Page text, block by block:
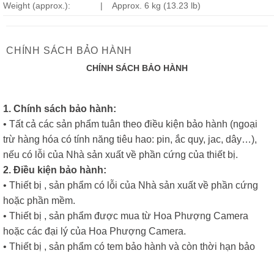
Weight (approx.): | Approx. 6 kg (13.23 lb)
CHÍNH SÁCH BẢO HÀNH
CHÍNH SÁCH BẢO HÀNH
1. Chính sách bảo hành:
• Tất cả các sản phẩm tuân theo điều kiện bảo hành (ngoại
trừ hàng hóa có tính năng tiêu hao: pin, ắc quy, jac, dây…),
nếu có lỗi của Nhà sản xuất về phần cứng của thiết bị.
2. Điều kiện bảo hành:
• Thiết bị , sản phẩm có lỗi của Nhà sản xuất về phần cứng
hoặc phần mềm.
• Thiết bị , sản phẩm được mua từ Hoa Phượng Camera
hoặc các đại lý của Hoa Phượng Camera.
• Thiết bị , sản phẩm có tem bảo hành và còn thời hạn bảo